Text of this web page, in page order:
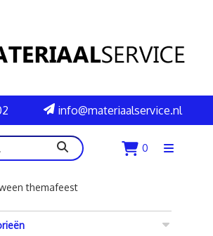
info@materiaalservice.nl
zoeken 0
Menu
themafeest